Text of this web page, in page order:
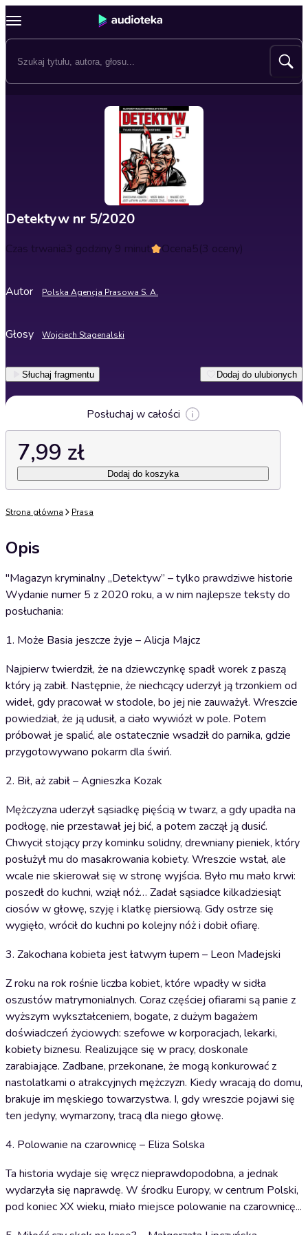
Detektyw nr 5/2020
Czas trwania3 godziny 9 minut Ocena5(3 oceny)
Autor Polska Agencja Prasowa S. A.
Głosy Wojciech Stagenalski
Słuchaj fragmentu Dodaj do ulubionych
Posłuchaj w całości
7,99 zł
Dodaj do koszyka
Strona główna Prasa
Opis
"Magazyn kryminalny „Detektyw” – tylko prawdziwe historie
Wydanie numer 5 z 2020 roku, a w nim najlepsze teksty do
posłuchania:
1. Może Basia jeszcze żyje – Alicja Majcz
Najpierw twierdził, że na dziewczynkę spadł worek z paszą
który ją zabił. Następnie, że niechcący uderzył ją trzonkiem od
wideł, gdy pracował w stodole, bo jej nie zauważył. Wreszcie
powiedział, że ją udusił, a ciało wywiózł w pole. Potem
próbował je spalić, ale ostatecznie wsadził do parnika, gdzie
przygotowywano pokarm dla świń.
2. Bił, aż zabił – Agnieszka Kozak
Mężczyzna uderzył sąsiadkę pięścią w twarz, a gdy upadła na
podłogę, nie przestawał jej bić, a potem zaczął ją dusić.
Chwycił stojący przy kominku solidny, drewniany pieniek, który
posłużył mu do masakrowania kobiety. Wreszcie wstał, ale
wcale nie skierował się w stronę wyjścia. Było mu mało krwi:
poszedł do kuchni, wziął nóż… Zadał sąsiadce kilkadziesiąt
ciosów w głowę, szyję i klatkę piersiową. Gdy ostrze się
wygięło, wrócił do kuchni po kolejny nóż i dobił ofiarę.
3. Zakochana kobieta jest łatwym łupem – Leon Madejski
Z roku na rok rośnie liczba kobiet, które wpadły w sidła
oszustów matrymonialnych. Coraz częściej ofiarami są panie z
wyższym wykształceniem, bogate, z dużym bagażem
doświadczeń życiowych: szefowe w korporacjach, lekarki,
kobiety biznesu. Realizujące się w pracy, doskonale
zarabiające. Zadbane, przekonane, że mogą konkurować z
nastolatkami o atrakcyjnych mężczyzn. Kiedy wracają do domu,
brakuje im męskiego towarzystwa. I, gdy wreszcie pojawi się
ten jedyny, wymarzony, tracą dla niego głowę.
4. Polowanie na czarownicę – Eliza Solska
Ta historia wydaje się wręcz nieprawdopodobna, a jednak
wydarzyła się naprawdę. W środku Europy, w centrum Polski,
pod koniec XX wieku, miało miejsce polowanie na czarownicę...